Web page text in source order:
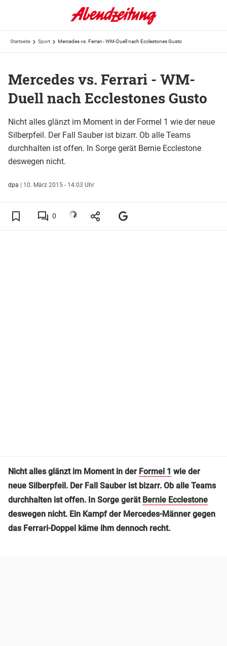
Startseite Sport Mercedes vs. Ferrari - WM-Duell nach Ecclestones Gusto
Mercedes vs. Ferrari - WM-
Duell nach Ecclestones Gusto
Nicht alles glänzt im Moment in der Formel 1 wie der neue
Silberpfeil. Der Fall Sauber ist bizarr. Ob alle Teams
durchhalten ist offen. In Sorge gerät Bernie Ecclestone
deswegen nicht.
dpa | 10. März 2015 - 14:03 Uhr
0
Nicht alles glänzt im Moment in der Formel 1 wie der
neue Silberpfeil. Der Fall Sauber ist bizarr. Ob alle Teams
durchhalten ist offen. In Sorge gerät Bernie Ecclestone
deswegen nicht. Ein Kampf der Mercedes-Männer gegen
das Ferrari-Doppel käme ihm dennoch recht.